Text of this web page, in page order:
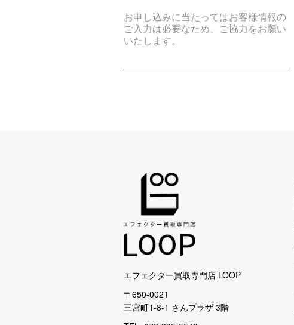
お申し込みに当たってはお客様情報の
ご入力は必要なため、ご協力をお願い
いたします。
エフェクター買取専門店 LOOP
〒650-0021
三宮町1-8-1 さんプラザ 3階